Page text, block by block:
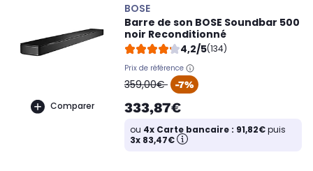
Comparer
BOSE
Barre de son BOSE Soundbar 500
noir Reconditionné
4,2/5(134)
Prix de référence
oldPrice
359,00€ -7%
333,87€
ou 4x Carte bancaire : 91,82€puis
3x 83,47€